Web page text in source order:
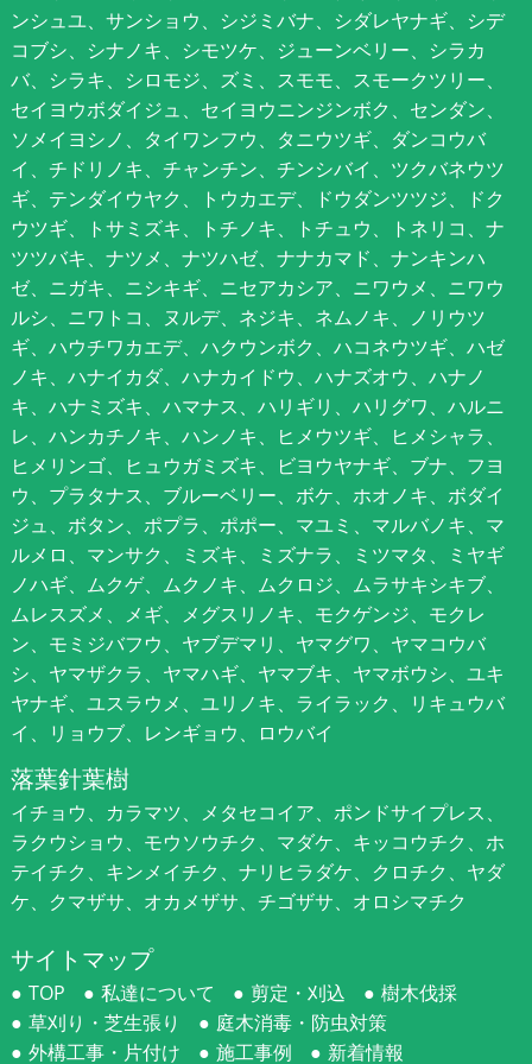
ンシュユ、サンショウ、シジミバナ、シダレヤナギ、シデ
コブシ、シナノキ、シモツケ、ジューンベリー、シラカ
バ、シラキ、シロモジ、ズミ、スモモ、スモークツリー、
セイヨウボダイジュ、セイヨウニンジンボク、センダン、
ソメイヨシノ、タイワンフウ、タニウツギ、ダンコウバ
イ、チドリノキ、チャンチン、チンシバイ、ツクバネウツ
ギ、テンダイウヤク、トウカエデ、ドウダンツツジ、ドク
ウツギ、トサミズキ、トチノキ、トチュウ、トネリコ、ナ
ツツバキ、ナツメ、ナツハゼ、ナナカマド、ナンキンハ
ゼ、ニガキ、ニシキギ、ニセアカシア、ニワウメ、ニワウ
ルシ、ニワトコ、ヌルデ、ネジキ、ネムノキ、ノリウツ
ギ、ハウチワカエデ、ハクウンボク、ハコネウツギ、ハゼ
ノキ、ハナイカダ、ハナカイドウ、ハナズオウ、ハナノ
キ、ハナミズキ、ハマナス、ハリギリ、ハリグワ、ハルニ
レ、ハンカチノキ、ハンノキ、ヒメウツギ、ヒメシャラ、
ヒメリンゴ、ヒュウガミズキ、ビヨウヤナギ、ブナ、フヨ
ウ、プラタナス、ブルーベリー、ボケ、ホオノキ、ボダイ
ジュ、ボタン、ポプラ、ポポー、マユミ、マルバノキ、マ
ルメロ、マンサク、ミズキ、ミズナラ、ミツマタ、ミヤギ
ノハギ、ムクゲ、ムクノキ、ムクロジ、ムラサキシキブ、
ムレスズメ、メギ、メグスリノキ、モクゲンジ、モクレ
ン、モミジバフウ、ヤブデマリ、ヤマグワ、ヤマコウバ
シ、ヤマザクラ、ヤマハギ、ヤマブキ、ヤマボウシ、ユキ
ヤナギ、ユスラウメ、ユリノキ、ライラック、リキュウバ
イ、リョウブ、レンギョウ、ロウバイ
落葉針葉樹
イチョウ、カラマツ、メタセコイア、ポンドサイプレス、
ラクウショウ、モウソウチク、マダケ、キッコウチク、ホ
テイチク、キンメイチク、ナリヒラダケ、クロチク、ヤダ
ケ、クマザサ、オカメザサ、チゴザサ、オロシマチク
サイトマップ
TOP 私達について 剪定・刈込
樹木伐採
草刈り・芝生張り
庭木消毒・防虫対策
外構工事・片付け
施工事例 新着情報